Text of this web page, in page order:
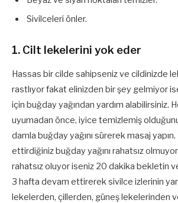
Sivilceleri önler.
1. Cilt lekelerini yok eder
Hassas bir cilde sahipseniz ve cildinizde
rastlıyor fakat elinizden bir şey gelmiyor
için buğday yağından yardım alabilirsiniz.
uyumadan önce, iyice temizlemiş
damla buğday yağını sürerek masaj
ettirdiğiniz buğday yağını rahatsız
rahatsız oluyor iseniz 20 dakika bekletin
3 hafta devam ettirerek sivilce izlerinin
lekelerden, çillerden, güneş lekelerinden